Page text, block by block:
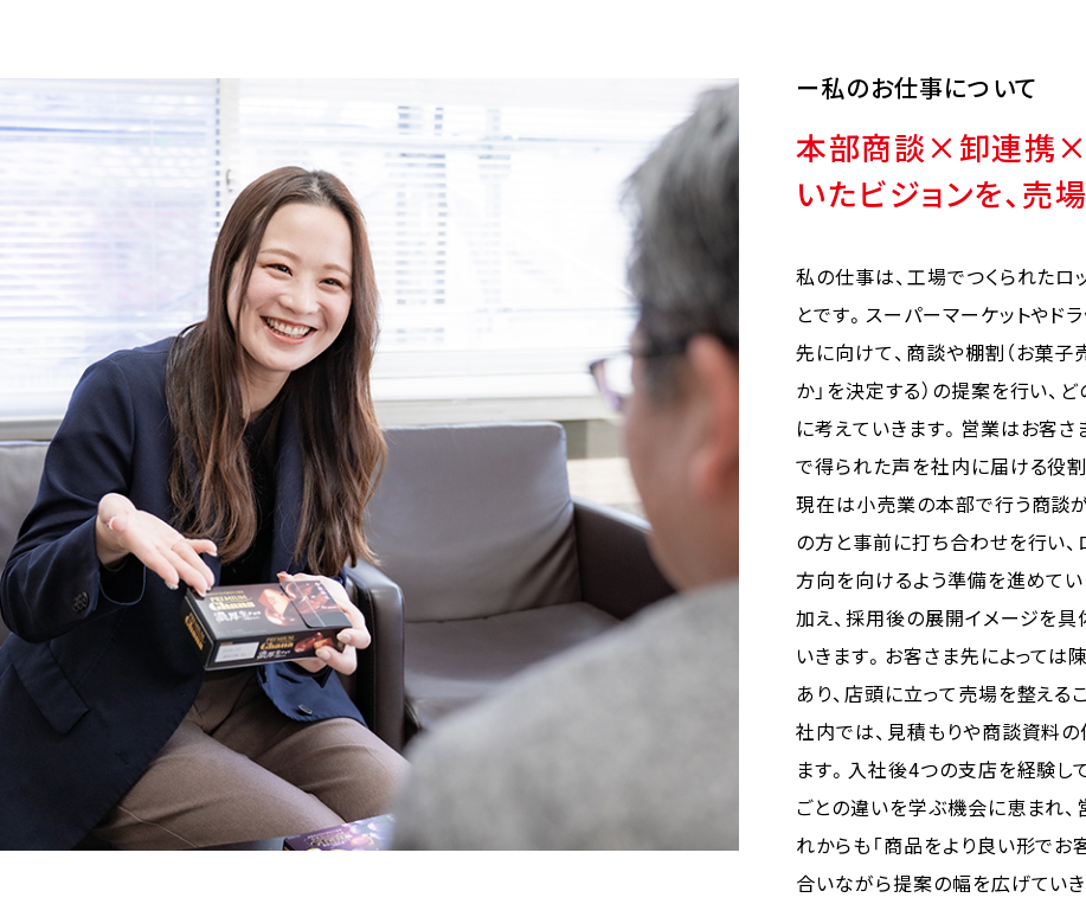
私のお仕事について
本部商談×卸連携×
いたビジョンを、売
私の仕事は、工場でつくられたロ
とです。スーパーマーケットやド
先に向けて、商談や棚割（お菓
か」を決定する）の提案を行い、
に考えていきます。営業はお客
で得られた声を社内に届ける役割
現在は小売業の本部で行う商談
の方と事前に打ち合わせを行い
方向を向けるよう準備を進めて
加え、採用後の展開イメージを具
いきます。お客さま先によって
あり、店頭に立って売場を整える
社内では、見積もりや商談資料
ます。入社後4つの支店を経験し
ごとの違いを学ぶ機会に恵まれ
れからも「商品をより良い形でお
合いながら提案の幅を広げていき